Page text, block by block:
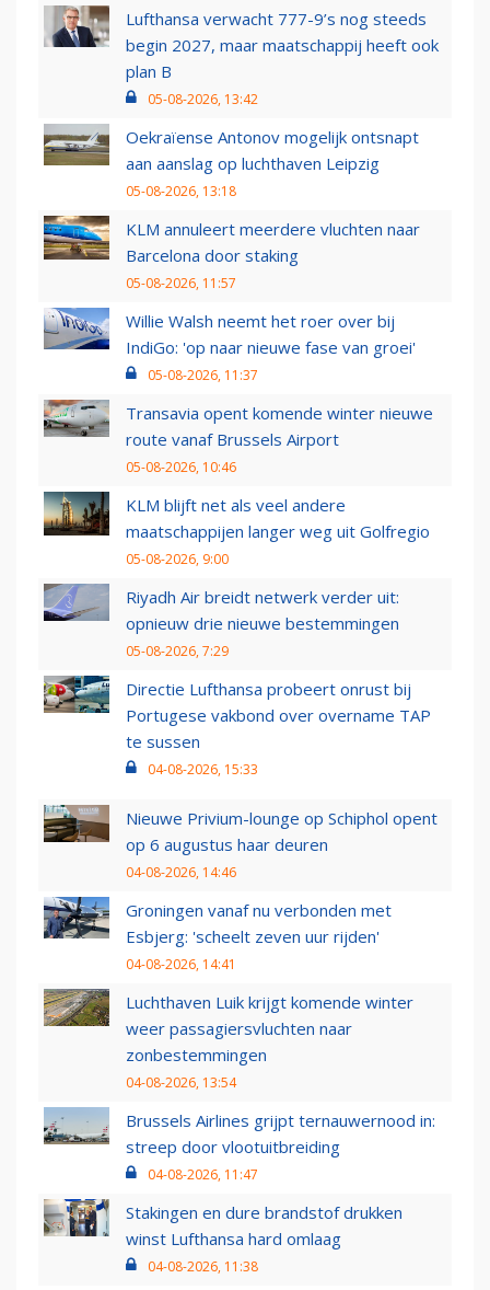
Lufthansa verwacht 777-9’s nog steeds
begin 2027, maar maatschappij heeft ook
plan B
05-08-2026, 13:42
Oekraïense Antonov mogelijk ontsnapt
aan aanslag op luchthaven Leipzig
05-08-2026, 13:18
KLM annuleert meerdere vluchten naar
Barcelona door staking
05-08-2026, 11:57
Willie Walsh neemt het roer over bij
IndiGo: 'op naar nieuwe fase van groei'
05-08-2026, 11:37
Transavia opent komende winter nieuwe
route vanaf Brussels Airport
05-08-2026, 10:46
KLM blijft net als veel andere
maatschappijen langer weg uit Golfregio
05-08-2026, 9:00
Riyadh Air breidt netwerk verder uit:
opnieuw drie nieuwe bestemmingen
05-08-2026, 7:29
Directie Lufthansa probeert onrust bij
Portugese vakbond over overname TAP
te sussen
04-08-2026, 15:33
Nieuwe Privium-lounge op Schiphol opent
op 6 augustus haar deuren
04-08-2026, 14:46
Groningen vanaf nu verbonden met
Esbjerg: 'scheelt zeven uur rijden'
04-08-2026, 14:41
Luchthaven Luik krijgt komende winter
weer passagiersvluchten naar
zonbestemmingen
04-08-2026, 13:54
Brussels Airlines grijpt ternauwernood in:
streep door vlootuitbreiding
04-08-2026, 11:47
Stakingen en dure brandstof drukken
winst Lufthansa hard omlaag
04-08-2026, 11:38